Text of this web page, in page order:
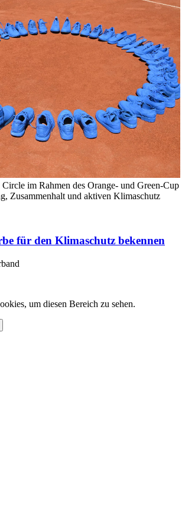
im Rahmen des Orange- und Green-Cup
Zusammenhalt und aktiven Klimaschutz
für den Klimaschutz bekennen
um diesen Bereich zu sehen.